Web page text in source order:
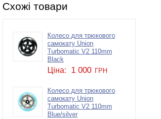
Схожі товари
Колесо для трюкового
самокату Union
Turbomatic V2 110mm
Black
Ціна: 1 000 ГРН
Колесо для трюкового
самокату Union
Turbomatic V2 110mm
Blue/silver